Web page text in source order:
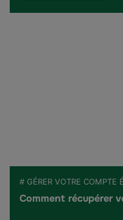
# GÉRER VOTRE COMPTE
Comment récupérer